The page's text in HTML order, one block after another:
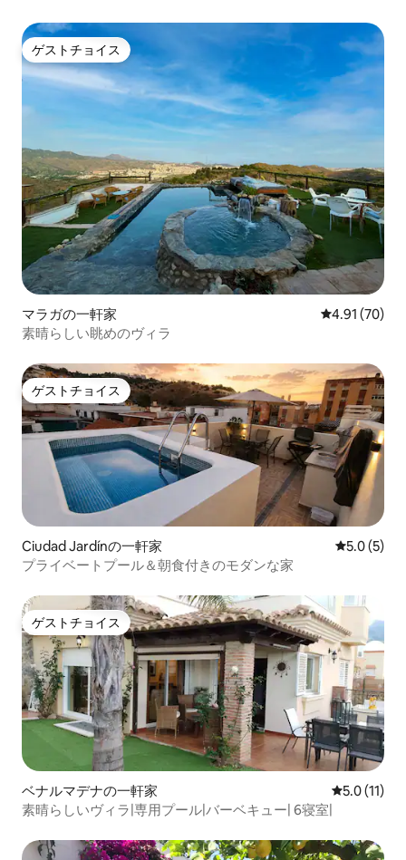
く。日差しを浴びながら休むことができ
ます。 Wi-Fi 接続があるので、問題なくイ
ンターネットを利用できます。ドラマを
見たり、写真を共有したり、家族とビデ
オ通話で話したり、どうしても仕事をし
なければならない場合には仕事をしたり
できます。 また、家全体にセントラル エ
アコンとセントラル ヒーターが設置され
ているため、夏の暑さや冬の寒さを心配
する必要はありません。 アパートメント
には、洗剤と柔軟剤を1回分用意しておき
ますので、購入の心配はありません。 -
家を出る前に軽い朝食を無料で提供して
います。お好きなときに、お好きなよう
にお楽しみいただけるように、すべてが
揃ったバスケットをご用意しておりま
ティー、パン、オイル、バター、ジャ
ム、お菓子が含まれます。アレルギーや
までにお知らせください。 ご注意： 施設
の一部の要素は、写真と多少異なる場合
があります。 - 現行の規制に基づき、す
べてのゲストの個人情報を当局に通知す
る必要があります。そのため、ご予約確
定時にオンラインチェックインの情報を
お送りします。チェックイン当日まで
に、個人情報をご入力いただく必要があ
ります。オンラインチェックインが完了
すると、外部ドアの入室コードとアパー
トメントのドアの入室コードが届きま
す。 - 3 戸以上のアパートメントのご予約
には、追加料金および特別条件が適用さ
れる場合があります。ご予約確定時に、
保証金のお支払いをお願いしておりま
す。 - グループ予約および/または混雑時
の予約の場合、到着時にアパートメント
ごとに 200 ユーロの損害保証金が請求さ
れます。現金でお支払いいただき、チェ
ックアウト時にお部屋の確認後、返金い
たします。
ゲストチョイス
ゲストチョイス
マラガの一軒家 レビュー70
4.91 (70)
素晴らしい眺めのヴィラ
ゲストチョイス
ゲストチョイス
Ciudad Jardínの一軒家 レビュー5
5.0 (5)
プライベートプール＆朝食付きのモダンな家
ゲストチョイス
ゲストチョイス
ベナルマデナの一軒家 レビュー11
5.0 (11)
素晴らしいヴィラ|専用プール|バーベキュー| 6寝室|